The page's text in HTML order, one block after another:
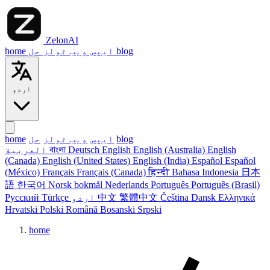
ZelonAI
home
ایپس ویب ٹولز blog
اردو
home ایپس ویب ٹولز حل
blog
العربيةবাংলাDeutsch English English (Australia) English
(Canada) English (United States) English (India) Español Español
(México) Français Français (Canada)हिन्दीBahasa Indonesia 日本
語 한국어 Norsk bokmål Nederlands Português Português (Brasil)
Русский Türkçe 中文 繁體中文 Čeština Dansk Ελληνικά
Hrvatski Polski Română Bosanski Srpski
home